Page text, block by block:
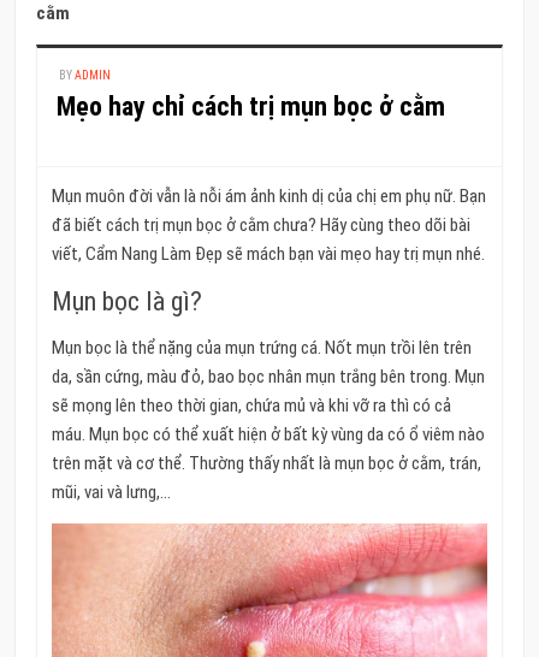
cằm
BYADMIN
Mẹo hay chỉ cách trị mụn bọc ở cằm
Mụn muôn đời vẫn là nỗi ám ảnh kinh dị của chị em phụ nữ. Bạn
đã biết cách trị mụn bọc ở cằm chưa? Hãy cùng theo dõi bài
viết, Cẩm Nang Làm Đẹp sẽ mách bạn vài mẹo hay trị mụn nhé.
Mụn bọc là gì?
Mụn bọc là thể nặng của mụn trứng cá. Nốt mụn trồi lên trên
da, sần cứng, màu đỏ, bao bọc nhân mụn trắng bên trong. Mụn
sẽ mọng lên theo thời gian, chứa mủ và khi vỡ ra thì có cả
máu. Mụn bọc có thể xuất hiện ở bất kỳ vùng da có ổ viêm nào
trên mặt và cơ thể. Thường thấy nhất là mụn bọc ở cằm, trán,
mũi, vai và lưng,…